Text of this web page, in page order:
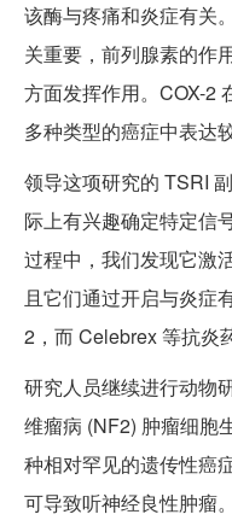
该酶与疼痛和炎症有关
关重要，前列腺素的作
方面发挥作用。COX-2
多种类型的癌症中表达较
领导这项研究的 TSRI
际上有兴趣确定特定信
过程中，我们发现它激
且它们通过开启与炎症
2，而 Celebrex 等抗炎
研究人员继续进行动物
维瘤病 (NF2) 肿瘤细胞
种相对罕见的遗传性癌
可导致听神经良性肿瘤。